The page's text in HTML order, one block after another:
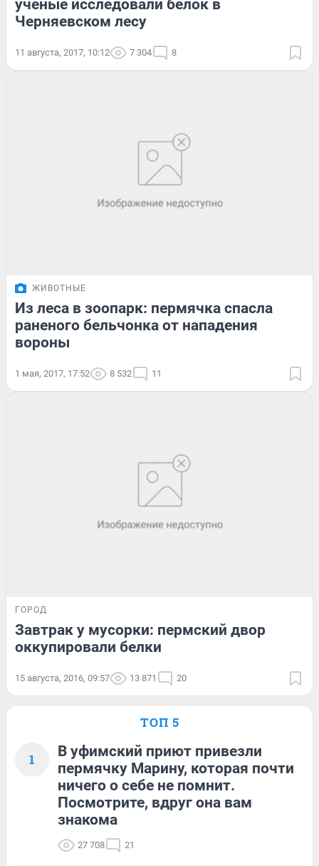
ученые исследовали белок в
Черняевском лесу
11 августа, 2017, 10:12 7 304 8
ЖИВОТНЫЕ
Из леса в зоопарк: пермячка спасла
раненого бельчонка от нападения
вороны
1 мая, 2017, 17:52 8 532 11
ГОРОД
Завтрак у мусорки: пермский двор
оккупировали белки
15 августа, 2016, 09:57 13 871 20
ТОП 5
1
В уфимский приют привезли
пермячку Марину, которая почти
ничего о себе не помнит.
Посмотрите, вдруг она вам
знакома
27 708 21